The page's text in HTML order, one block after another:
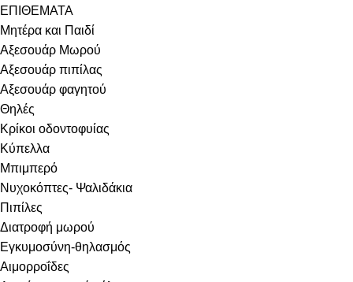
ΕΠΙΘΕΜΑΤΑ
Μητέρα και Παιδί
Αξεσουάρ Μωρού
Αξεσουάρ πιπίλας
Αξεσουάρ φαγητού
Θηλές
Κρίκοι οδοντοφυίας
Κύπελλα
Μπιμπερό
Νυχοκόπτες- Ψαλιδάκια
Πιπίλες
Διατροφή μωρού
Εγκυμοσύνη-θηλασμός
Αιμορροΐδες